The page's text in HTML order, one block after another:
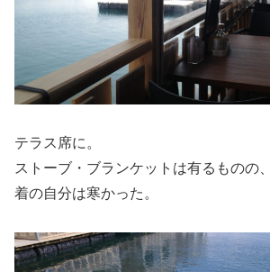
テラス席に。
ストーブ・ブランケットは有るものの
着の自分は寒かった。